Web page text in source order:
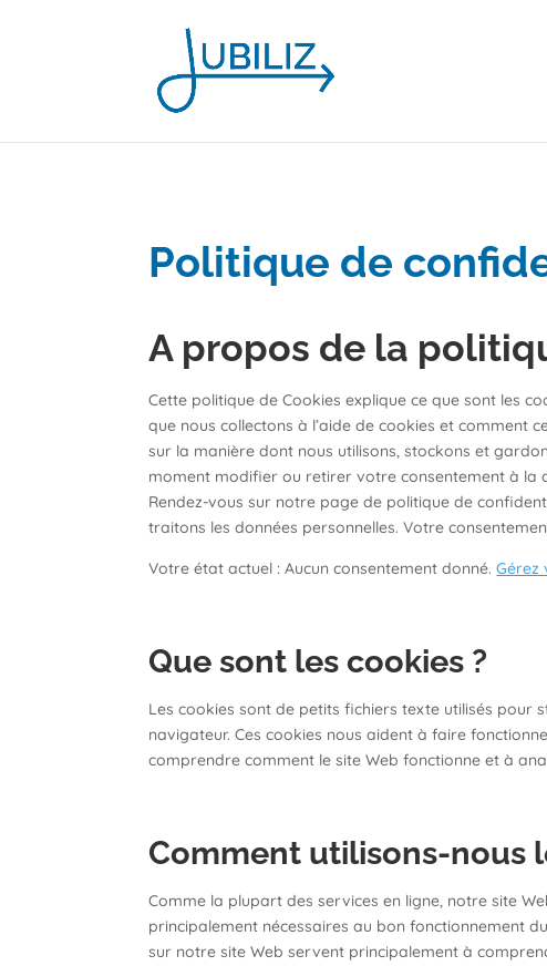
Politique de
A propos de la
Cette politique de Cookies explique ce que sont les
que nous collectons à l’aide de cookies et comment
sur la manière dont nous utilisons, stockons et
moment modifier ou retirer votre consentement à la
Rendez-vous sur notre page de politique de
traitons les données personnelles. Votre
Votre état actuel : Aucun consentement donné.Gérez
Que sont les cookies ?
Les cookies sont de petits fichiers texte utilisés
navigateur. Ces cookies nous aident à faire
comprendre comment le site Web fonctionne et à
Comment utilisons-nous
Comme la plupart des services en ligne, notre site
principalement nécessaires au bon fonctionnement
sur notre site Web servent principalement à